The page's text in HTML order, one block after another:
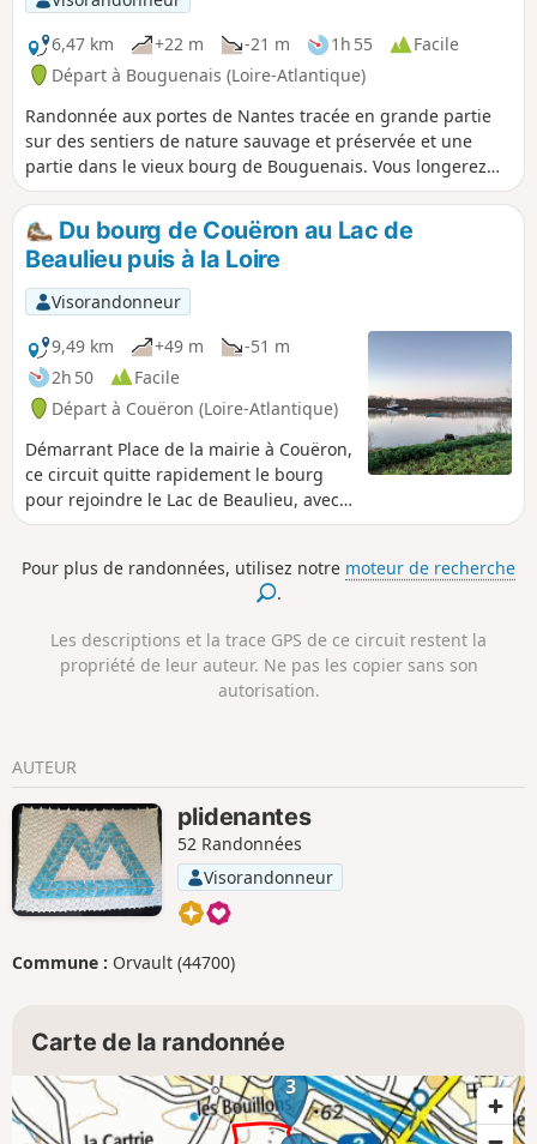
6,47 km
+22 m -21 m 1h 55
Facile
Départ à Bouguenais (Loire-Atlantique)
Randonnée aux portes de Nantes tracée en grande partie
sur des sentiers de nature sauvage et préservée et une
partie dans le vieux bourg de Bouguenais. Vous longerez
L'Étier de Bouguenais sur le chemin des canotiers et le
retour se fera par les Prés Boutinard.
Du bourg de Couëron au Lac de
Beaulieu puis à la Loire
Visorandonneur
9,49 km
+49 m
-51 m
2h 50
Facile
Départ à Couëron (Loire-Atlantique)
Démarrant Place de la mairie à Couëron,
ce circuit quitte rapidement le bourg
pour rejoindre le Lac de Beaulieu, avec
quelques jolis points de vue sur la ville.
être observé quelques oiseaux, il se
termine le long de la Loire que l'on
alors "La maison dans la Loire" de Jean-
Luc Courcoult, puis la "Tour à Plomb". A
pratiquer en toute saison, cet itinéraire
Pour plus de randonnées, utilisez notre moteur de recherche
.
Les descriptions et la trace GPS de ce circuit restent la
propriété de leur auteur. Ne pas les copier sans son
autorisation.
AUTEUR
plidenantes
52 Randonnées
Visorandonneur
Commune : Orvault (44700)
Carte de la randonnée
3